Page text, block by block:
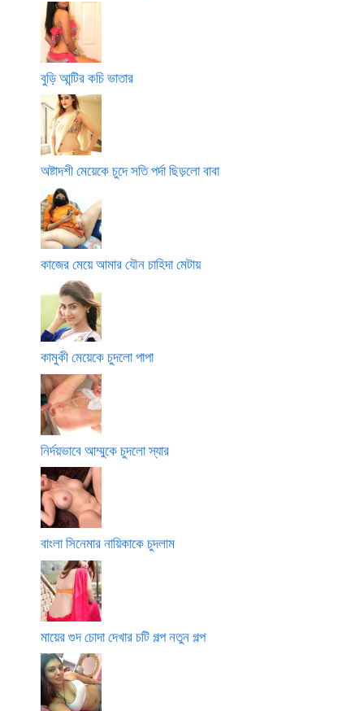
বুড়ি আন্টির কচি ভাতার
অষ্টাদশী মেয়েকে চুদে সতি পর্দা ছিড়লো বাবা
কাজের মেয়ে আমার যৌন চাহিদা মেটায়
কামুকী মেয়েকে চুদলো পাপা
নির্দয়ভাবে আম্মুকে চুদলো স্যার
বাংলা সিনেমার নায়িকাকে চুদলাম
মায়ের গুদ চোদা দেখার চটি গল্প নতুন গল্প